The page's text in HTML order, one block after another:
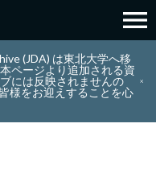
ョン
menu
(JDA) は東北大学へ移
ページより追加される資
には反映されませんの
様をお迎えすることを心